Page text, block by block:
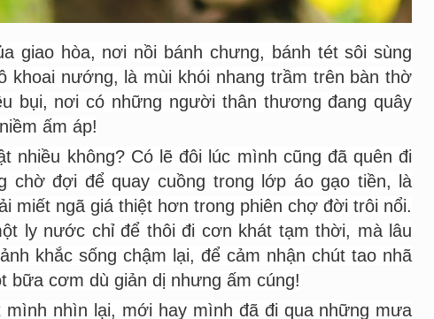
giao hòa, nơi nồi bánh chưng, bánh tét sôi sùng
khoai nướng, là mùi khói nhang trầm trên bànthờ
bụi, nơi có những người thân thương đang quây
ấm áp!
nhiều không? Có lẽ đôi lúc mình cũng đã quên đi
chờ đợi để quay cuồng trong lớp áo gạo tiền, là
miết ngã giá thiệt hơn trong phiên chợ đời trôi nổi.
ly nước chỉ để thôi đi cơn khát tạm thời, mà lâu
khắc sống chậm lại, để cảm nhận chút tao nhã
bữa cơm dù giản dị nhưng ấm cúng!
nhìn lại, mới hay mình đã đi qua những mưa